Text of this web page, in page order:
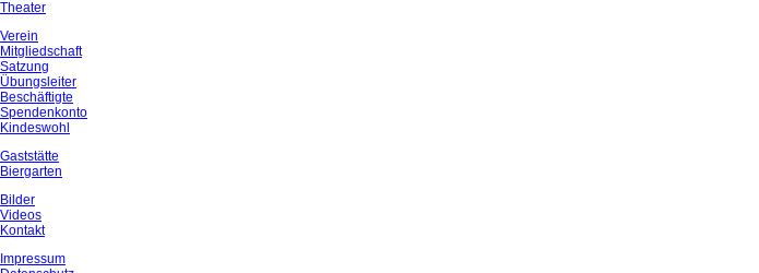
Theater
Verein
Mitgliedschaft
Satzung
Übungsleiter
Beschäftigte
Spendenkonto
Kindeswohl
Gaststätte
Biergarten
Bilder
Videos
Kontakt
Impressum